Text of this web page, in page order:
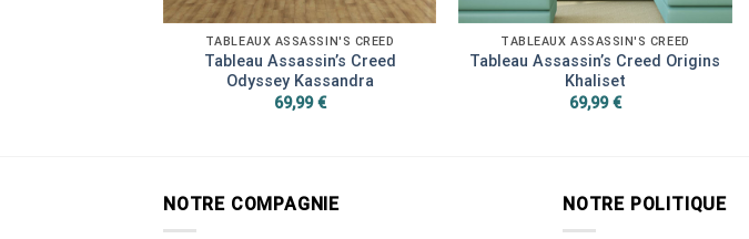
TABLEAUX ASSASSIN'S CREED
Tableau Assassin’s Creed
Odyssey Kassandra
69,99€
TABLEAUX ASSASSIN'S CREED
Tableau Assassin’s Creed Origins
Khaliset
69,99€
NOTRE COMPAGNIE NOTRE POLITIQUE